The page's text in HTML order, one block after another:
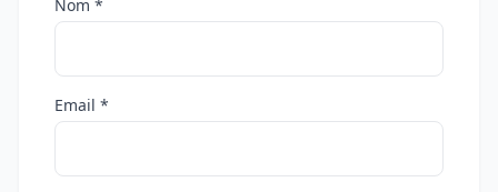
Nom *
Email *